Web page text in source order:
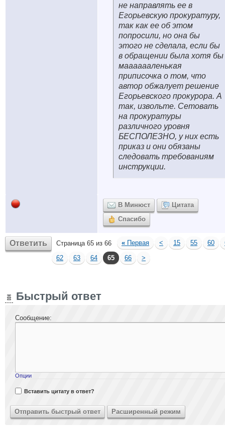
не направлять ее в
Егорьевскую прокуратуру,
так как ее об этом
попросили, но она бы
этого не сделала, если бы
в обращении была хотя бы
мааааааленькая
приписочка о том, что
автор обжалует решение
Егорьевского прокурора. А
так, извольте. Сетовать
на прокуратуры
различного уровня
БЕСПОЛЕЗНО, у них есть
приказ и они обязаны
следовать требованиям
инструкции.
В Минюст
Цитата
Спасибо
Ответить Страница 65 из 66 « Первая < 15 55 60
62
63 64 65 66 >
Быстрый ответ
Сообщение:
Опции
Вставить цитату в ответ?